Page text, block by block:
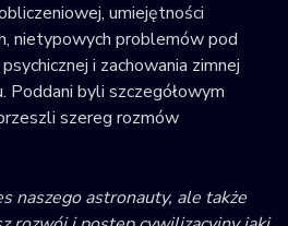
umiejętności
nietypowych problemów pod
i zachowania zimnej
Poddani byli szczegółowym
szereg rozmów
naszego astronauty, ale także